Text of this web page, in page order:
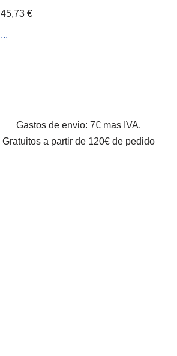
45,73 €
...
Gastos de envio: 7€ mas IVA.
Gratuitos a partir de 120€ de pedido